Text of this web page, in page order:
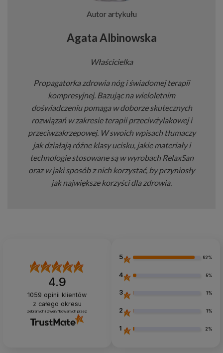
Autor artykułu
Agata Albinowska
Właścicielka
Propagatorka zdrowia nóg i świadomej terapii
kompresyjnej. Bazując na wieloletnim
doświadczeniu pomaga w doborze skutecznych
rozwiązań w zakresie terapii przeciwżylakowej i
przeciwzakrzepowej. W swoich wpisach tłumaczy
jak działają różne klasy ucisku, jakie materiały i
technologie stosowane są w wyrobach RelaxSan
oraz w jaki sposób z nich korzystać, by przyniosły
jak największe korzyści dla zdrowia.
4.9
1059 opinii klientów
z całego okresu
zebranych i zweryfikowanych przez
5 92%
4 5%
3 1%
2 1%
1 2%